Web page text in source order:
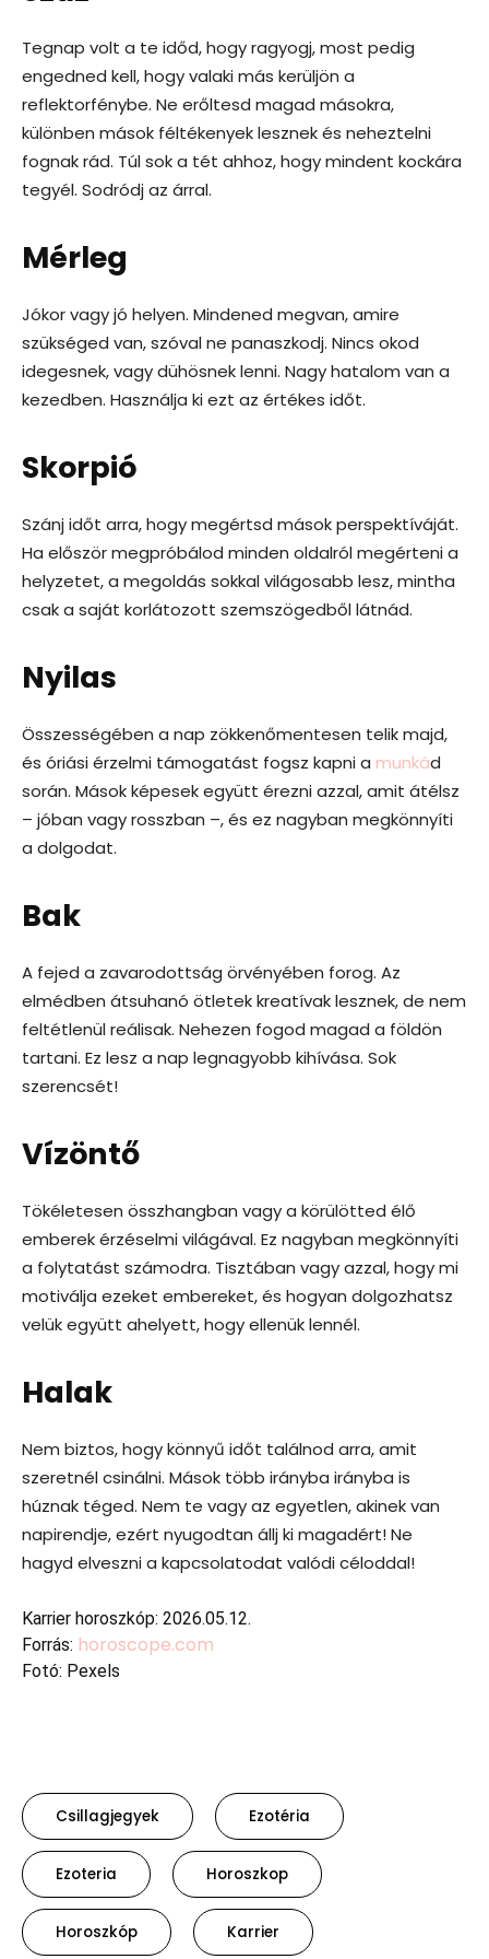
Tegnap volt a te időd, hogy ragyogj, most pedig
engedned kell, hogy valaki más kerüljön a
reflektorfénybe. Ne erőltesd magad másokra,
különben mások féltékenyek lesznek és neheztelni
fognak rád. Túl sok a tét ahhoz, hogy mindent kockára
tegyél. Sodródj az árral.
Mérleg
Jókor vagy jó helyen. Mindened megvan, amire
szükséged van, szóval ne panaszkodj. Nincs okod
idegesnek, vagy dühösnek lenni. Nagy hatalom van a
kezedben. Használja ki ezt az értékes időt.
Skorpió
Szánj időt arra, hogy megértsd mások perspektíváját.
Ha először megpróbálod minden oldalról megérteni a
helyzetet, a megoldás sokkal világosabb lesz, mintha
csak a saját korlátozott szemszögedből látnád.
Nyilas
Összességében a nap zökkenőmentesen telik majd,
és óriási érzelmi támogatást fogsz kapni a munkád
során. Mások képesek együtt érezni azzal, amit átélsz
– jóban vagy rosszban –, és ez nagyban megkönnyíti
a dolgodat.
Bak
A fejed a zavarodottság örvényében forog. Az
elmédben átsuhanó ötletek kreatívak lesznek, de nem
feltétlenül reálisak. Nehezen fogod magad a földön
tartani. Ez lesz a nap legnagyobb kihívása. Sok
szerencsét!
Vízöntő
Tökéletesen összhangban vagy a körülötted élő
emberek érzéselmi világával. Ez nagyban megkönnyíti
a folytatást számodra. Tisztában vagy azzal, hogy mi
motiválja ezeket embereket, és hogyan dolgozhatsz
velük együtt ahelyett, hogy ellenük lennél.
Halak
Nem biztos, hogy könnyű időt találnod arra, amit
szeretnél csinálni. Mások több irányba irányba is
húznak téged. Nem te vagy az egyetlen, akinek van
napirendje, ezért nyugodtan állj ki magadért! Ne
hagyd elveszni a kapcsolatodat valódi céloddal!
Karrier horoszkóp: 2026.05.12.
Forrás: horoscope.com
Fotó: Pexels
Csillagjegyek Ezotéria
Ezoteria Horoszkop
Horoszkóp Karrier